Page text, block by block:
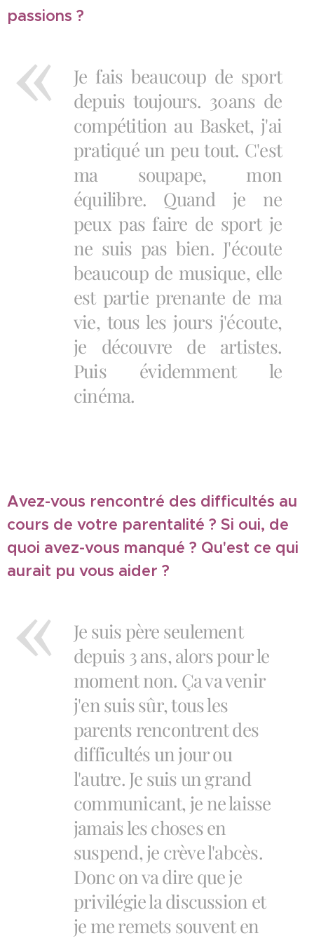
passions ?
Je fais beaucoup de sport
depuis toujours. 30ans de
compétition au Basket, j'ai
pratiqué un peu tout. C'est
ma soupape, mon
équilibre. Quand je ne
peux pas faire de sport je
ne suis pas bien. J'écoute
beaucoup de musique, elle
est partie prenante de ma
vie, tous les jours j'écoute,
je découvre de artistes.
Puis évidemment le
cinéma.
Avez-vous rencontré des difficultés au
cours de votre parentalité ? Si oui, de
quoi avez-vous manqué ? Qu'est ce qui
aurait pu vous aider ?
Je suis père seulement
depuis 3 ans, alors pour le
moment non. Ça va venir
j'en suis sûr, tous les
parents rencontrent des
difficultés un jour ou
l'autre. Je suis un grand
communicant, je ne laisse
jamais les choses en
suspend, je crève l'abcès.
Donc on va dire que je
privilégie la discussion et
je me remets souvent en